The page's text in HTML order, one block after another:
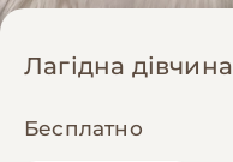
Лагідна
Бесплатно